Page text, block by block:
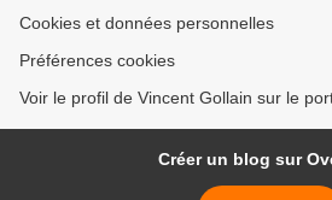
Cookies et données personnelles
Préférences cookies
Voir le profil de Vincent Gollain sur le
Créer un blog sur